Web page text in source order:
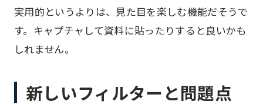
実用的というよりは、見た目を楽しむ機能だそうで
す。キャプチャして資料に貼ったりすると良いかも
しれません。
新しいフィルターと問題点